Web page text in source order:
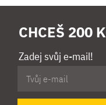
CHCEŠ 200
Zadej svůj e-mail!